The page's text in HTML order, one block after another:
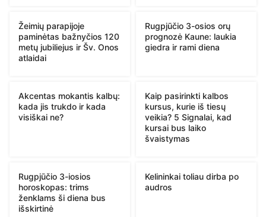
Žeimių parapijoje
paminėtas bažnyčios 120
metų jubiliejus ir Šv. Onos
atlaidai
Rugpjūčio 3-osios orų
prognozė Kaune: laukia
giedra ir rami diena
Akcentas mokantis kalbų:
kada jis trukdo ir kada
visiškai ne?
Kaip pasirinkti kalbos
kursus, kurie iš tiesų
veikia? 5 Signalai, kad
kursai bus laiko
švaistymas
Rugpjūčio 3-iosios
horoskopas: trims
ženklams ši diena bus
išskirtinė
Kelininkai toliau dirba po
audros